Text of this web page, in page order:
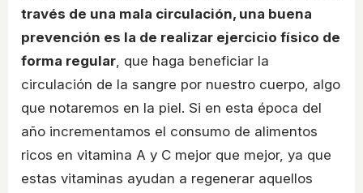
través de una mala circulación, una buena
prevención es la de realizar ejercicio físico de
forma regular, que haga beneficiar la
circulación de la sangre por nuestro cuerpo, algo
que notaremos en la piel. Si en esta época del
año incrementamos el consumo de alimentos
ricos en vitamina A y C mejor que mejor, ya que
estas vitaminas ayudan a regenerar aquellos